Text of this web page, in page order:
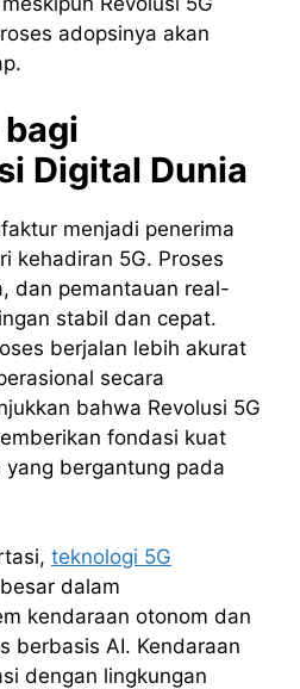
adopsinya akan
Digital Dunia
menjadi penerima
kehadiran 5G. Proses
dan pemantauan real-
stabil dan cepat.
berjalan lebih akurat
secara
bahwa Revolusi 5G
fondasi kuat
bergantung pada
teknologi 5G
dalam
kendaraan otonom dan
berbasis AI. Kendaraan
dengan lingkungan